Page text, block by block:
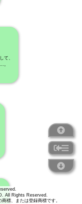
All Rights Reserved.
標、または登録商標です。
て、
。